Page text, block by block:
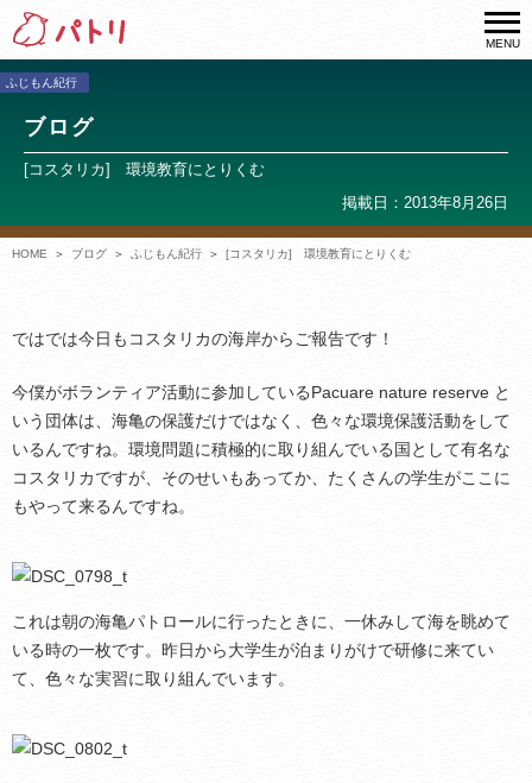
MENU
ふじもん紀行
ブログ
[コスタリカ] 環境教育にとりくむ
掲載日：2013年8月26日
HOME ブログ ふじもん紀行 [コスタリカ] 環境教育にとりくむ
ではでは今日もコスタリカの海岸からご報告です！
今僕がボランティア活動に参加しているPacuare nature reserve と
いう団体は、海亀の保護だけではなく、色々な環境保護活動をして
いるんですね。環境問題に積極的に取り組んでいる国として有名な
コスタリカですが、そのせいもあってか、たくさんの学生がここに
もやって来るんですね。
これは朝の海亀パトロールに行ったときに、一休みして海を眺めて
いる時の一枚です。昨日から大学生が泊まりがけで研修に来てい
て、色々な実習に取り組んでいます。